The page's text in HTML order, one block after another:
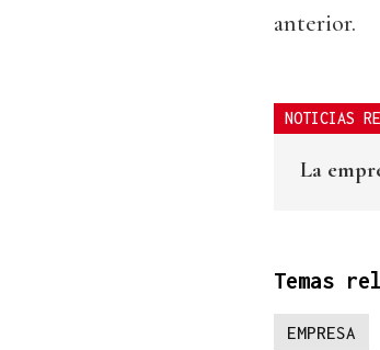
anterior.
NOTICIAS
La
Temas
EMPRESA